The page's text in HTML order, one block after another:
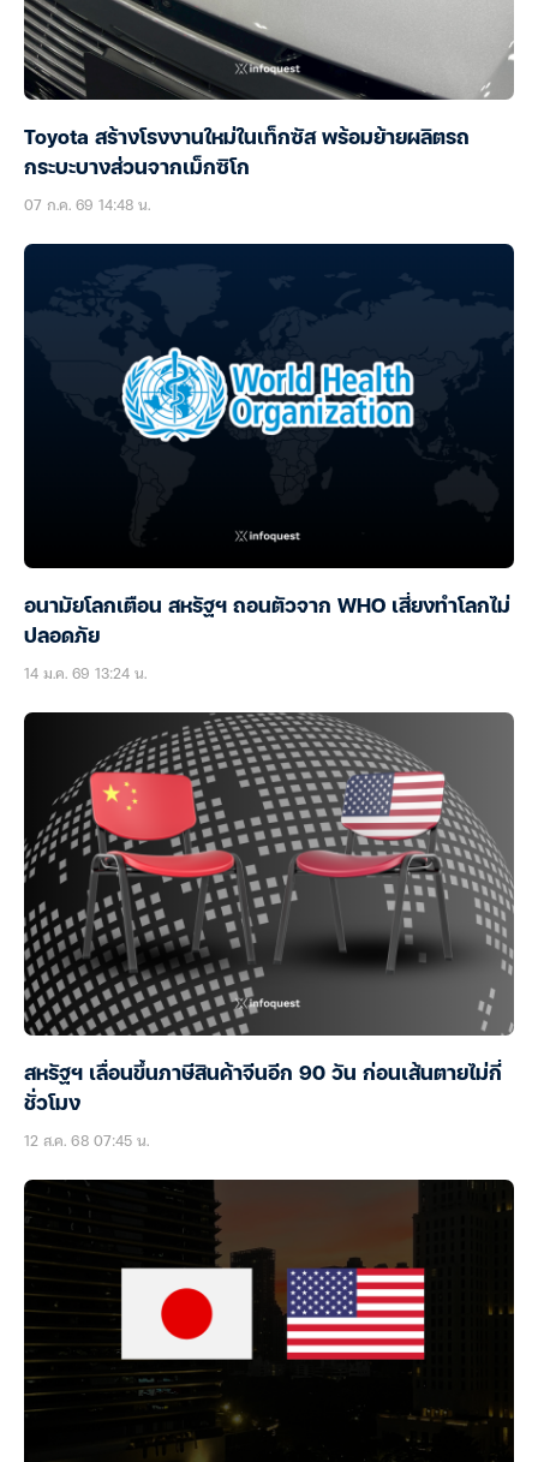
Toyota สร้างโรงงานใหม่ในเท็กซัส พร้อมย้ายผลิตรถ
กระบะบางส่วนจากเม็กซิโก
07 ก.ค. 69 14:48 น.
อนามัยโลกเตือน สหรัฐฯ ถอนตัวจาก WHO เสี่ยงทำโลกไม่
ปลอดภัย
14 ม.ค. 69 13:24 น.
สหรัฐฯ เลื่อนขึ้นภาษีสินค้าจีนอีก 90 วัน ก่อนเส้นตายไม่กี่
ชั่วโมง
12 ส.ค. 68 07:45 น.